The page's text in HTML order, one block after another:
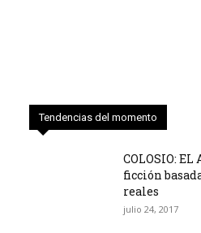
Tendencias del momento
COLOSIO: EL
ficción
reales
julio 24, 2017